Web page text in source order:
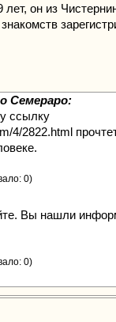
он из
Семераро:
ссылку
4/2822.html
0)
Вы нашли
0)